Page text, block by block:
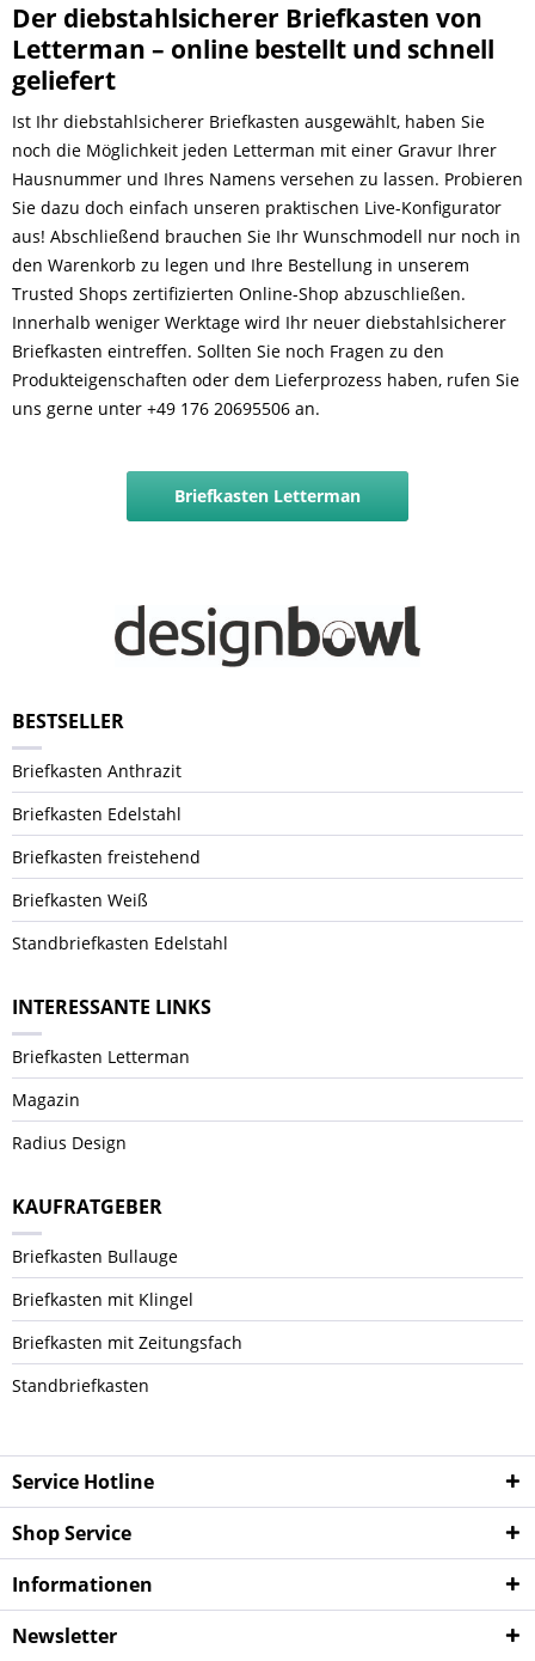
Der diebstahlsicherer Briefkasten von
Letterman – online bestellt und schnell
geliefert
Ist Ihr diebstahlsicherer Briefkasten ausgewählt, haben Sie
noch die Möglichkeit jeden Letterman mit einer Gravur Ihrer
Hausnummer und Ihres Namens versehen zu lassen. Probieren
Sie dazu doch einfach unseren praktischen Live-Konfigurator
aus! Abschließend brauchen Sie Ihr Wunschmodell nur noch in
den Warenkorb zu legen und Ihre Bestellung in unserem
Trusted Shops zertifizierten Online-Shop abzuschließen.
Innerhalb weniger Werktage wird Ihr neuer diebstahlsicherer
Briefkasten eintreffen. Sollten Sie noch Fragen zu den
Produkteigenschaften oder dem Lieferprozess haben, rufen Sie
uns gerne unter +49 176 20695506 an.
Briefkasten Letterman
BESTSELLER
Briefkasten Anthrazit
Briefkasten Edelstahl
Briefkasten freistehend
Briefkasten Weiß
Standbriefkasten Edelstahl
INTERESSANTE LINKS
Briefkasten Letterman
Magazin
Radius Design
KAUFRATGEBER
Briefkasten Bullauge
Briefkasten mit Klingel
Briefkasten mit Zeitungsfach
Standbriefkasten
Service Hotline
Shop Service
Informationen
Newsletter